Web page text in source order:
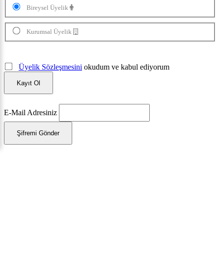
Bireysel Üyelik
Kurumsal Üyelik
Üyelik Sözleşmesini okudum ve kabul ediyorum
Kayıt Ol
E-Mail Adresiniz
Şifremi Gönder